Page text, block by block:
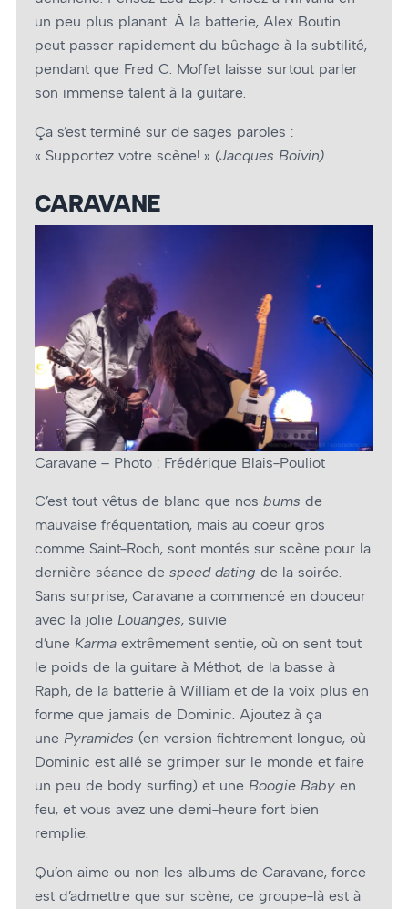
un peu plus planant. À la batterie, Alex Boutin
peut passer rapidement du bûchage à la subtilité,
pendant que Fred C. Moffet laisse surtout parler
son immense talent à la guitare.
Ça s’est terminé sur de sages paroles :
« Supportez votre scène! » (Jacques Boivin)
CARAVANE
Caravane – Photo : Frédérique Blais-Pouliot
C’est tout vêtus de blanc que nos bums de
mauvaise fréquentation, mais au coeur gros
comme Saint-Roch, sont montés sur scène pour la
dernière séance de speed dating de la soirée.
Sans surprise, Caravane a commencé en douceur
avec la jolie Louanges, suivie
d’une Karma extrêmement sentie, où on sent tout
le poids de la guitare à Méthot, de la basse à
Raph, de la batterie à William et de la voix plus en
forme que jamais de Dominic. Ajoutez à ça
une Pyramides (en version fichtrement longue, où
Dominic est allé se grimper sur le monde et faire
un peu de body surfing) et une Boogie Baby en
feu, et vous avez une demi-heure fort bien
remplie.
Qu’on aime ou non les albums de Caravane, force
est d’admettre que sur scène, ce groupe-là est à